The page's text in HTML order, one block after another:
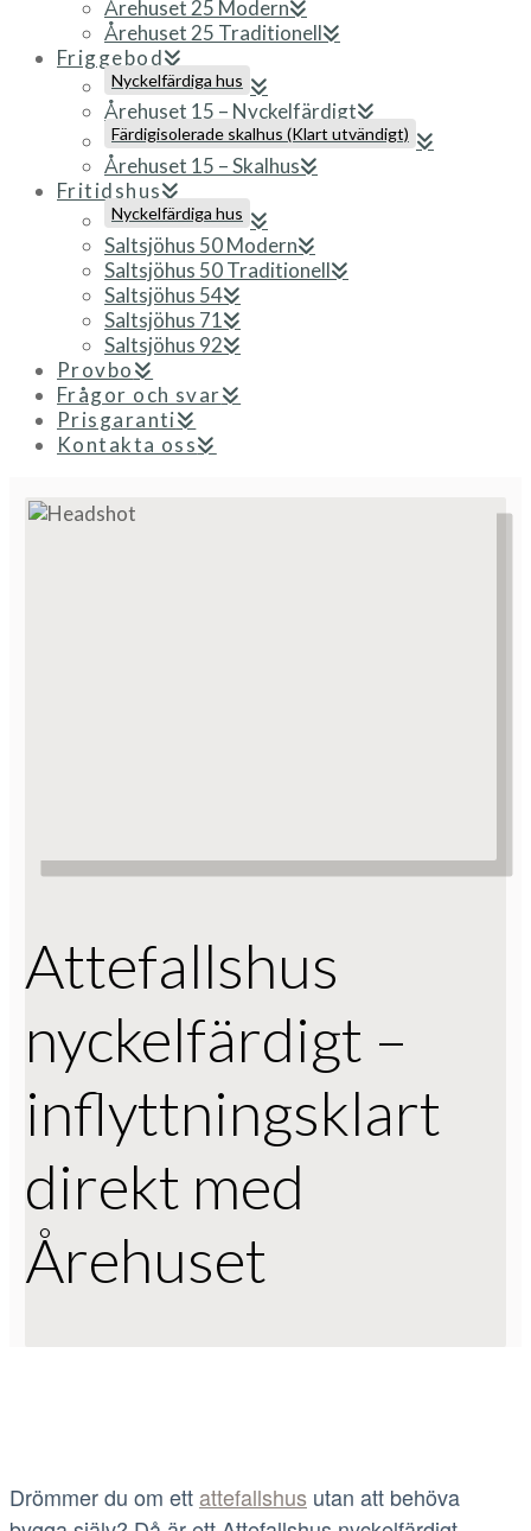
Årehuset 25 Modern
Årehuset 25 Traditionell
Friggebod
Nyckelfärdiga hus
Årehuset 15 – Nyckelfärdigt
Färdigisolerade skalhus (Klart utvändigt)
Årehuset 15 – Skalhus
Fritidshus
Nyckelfärdiga hus
Saltsjöhus 50 Modern
Saltsjöhus 50 Traditionell
Saltsjöhus 54
Saltsjöhus 71
Saltsjöhus 92
Provbo
Frågor och svar
Prisgaranti
Kontakta oss
Attefallshus
nyckelfärdigt –
inflyttningsklart
direkt med
Årehuset
Drömmer du om ettattefallshus utan att behöva